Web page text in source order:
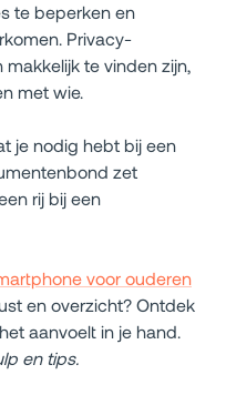
te beperken en
Privacy-
te vinden zijn,
met wie.
je nodig hebt bij een
zet
rij bij een
voor ouderen
en overzicht? Ontdek
aanvoelt in je hand.
en tips.